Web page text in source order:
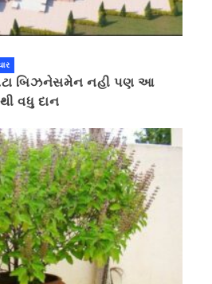
બિઝનેસમેન નહી પણ આ
વધુ દાન